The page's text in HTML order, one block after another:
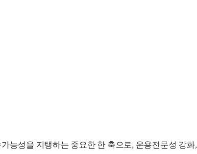
능성을 지탱하는 중요한 한 축으로, 운용전문성 강화,